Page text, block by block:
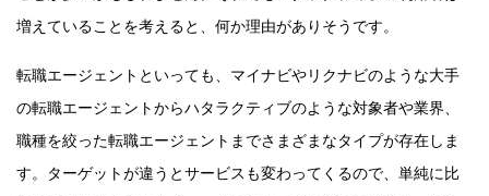
増えていることを考えると、何か理由がありそうです。
転職エージェントといっても、マイナビやリクナビのような大手
の転職エージェントからハタラクティブのような対象者や業界、
職種を絞った転職エージェントまでさまざまなタイプが存在しま
す。ターゲットが違うとサービスも変わってくるので、単純に比